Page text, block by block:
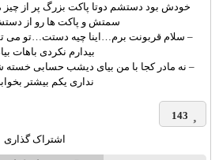
خودش بود دستشم دوتا پاکت بزرگ پر از چیز
سمتش و پاکت ها رو از
– سلام قربونت برم…اینا چیه دستت…تو می
بیدارم نکردی باهات
– نه مادر کجا با من بیای دیشب حسابی خسته
نداری یکم بیشتر
143
اشتراک گذاری